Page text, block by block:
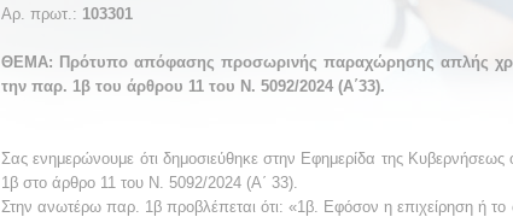
Αρ. πρωτ.: 103301
ΘΕΜΑ: Πρότυπο απόφασης προσωρινής παραχώρησης απλής
την παρ. 1β του άρθρου 11 του Ν. 5092/2024 (Α΄33).
Σας ενημερώνουμε ότι δημοσιεύθηκε στην Εφημερίδα της
1β στο άρθρο 11 του Ν. 5092/2024 (Α΄ 33).
Στην ανωτέρω παρ. 1β προβλέπεται ότι: «1β. Εφόσον η επιχείρηση ή